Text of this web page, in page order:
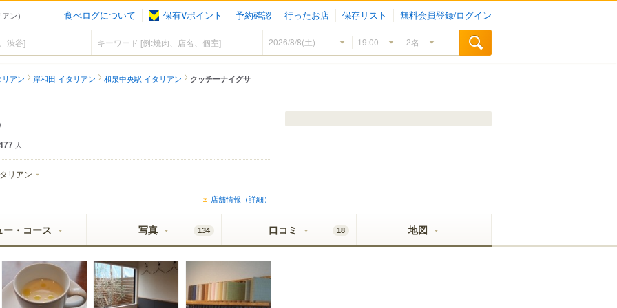
ン） 食べログについて 保有Vポイント 予約確認 行ったお店 保存リスト 無料会員登録/ログイン
アン 岸和田 イタリアン 和泉中央駅 イタリアン クッチーナイグサ
人
リアン
店舗情報（詳細）
ー・コース 写真 134 口コミ 18 地図